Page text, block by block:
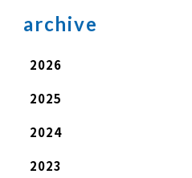
archive
2026
2025
2024
2023